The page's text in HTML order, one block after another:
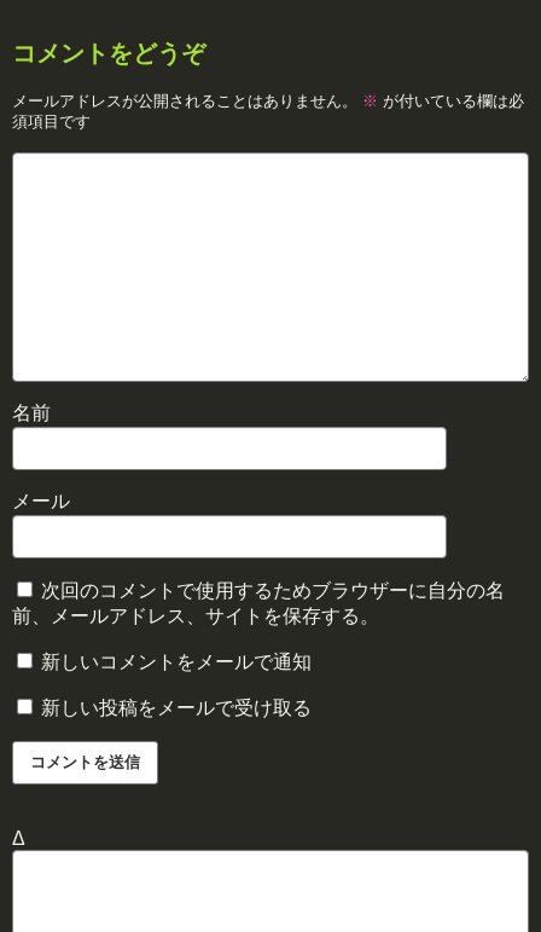
コメントをどうぞ
メールアドレスが公開されることはありません。 ※ が付いている欄は必
須項目です
名前
メール
次回のコメントで使用するためブラウザーに自分の名
前、メールアドレス、サイトを保存する。
新しいコメントをメールで通知
新しい投稿をメールで受け取る
Δ